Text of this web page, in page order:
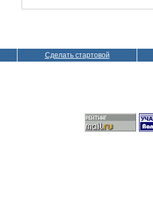
Сделать стартовой